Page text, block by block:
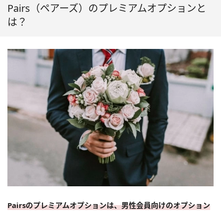
Pairs（ペアーズ）のプレミアムオプションと
は？
Pairsのプレミアムオプションは、男性会員向けのオプション